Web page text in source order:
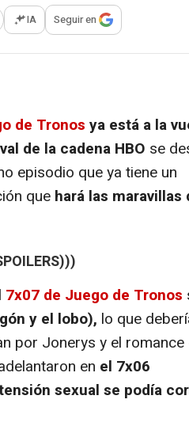
opciones para compartir
IA Seguir en
de Tronos ya está a la
de la cadena HBO se
episodio que ya tiene un
que hará las maravillas
7x07 de Juego de Tronos
y el lobo), lo que
por Jonerys y el romance
en el 7x06
sexual se podía